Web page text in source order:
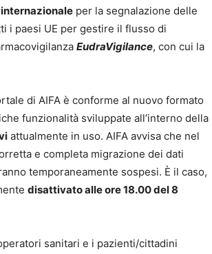
per la segnalazione delle
i paesi UE per gestire il flusso di
EudraVigilance, con cui la
di AIFA è conforme al nuovo formato
funzionalità sviluppate all’interno della
attualmente in uso. AIFA avvisa che nel
e completa migrazione dei dati
temporaneamente sospesi. È il caso,
disattivato alle ore 18.00 del 8
sanitari e i pazienti/cittadini